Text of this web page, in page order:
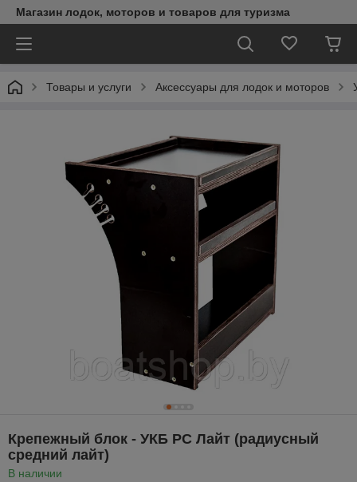
Магазин лодок, моторов и товаров для туризма
Товары и услуги Аксессуары для лодок и моторов
Крепежный блок - УКБ РС Лайт (радиусный
средний лайт)
В наличии